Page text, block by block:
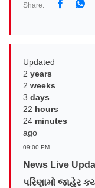
Share:
Updated
2 years
2 weeks
3 days
22 hours
24 minutes
ago
09:00 PM
News Live
પરિણામો જાહેર